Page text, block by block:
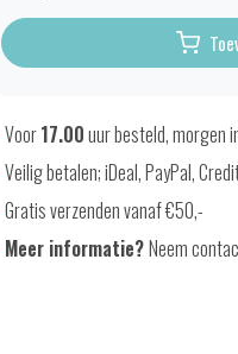
Voor17.00uur besteld, morgen
Veilig betalen; iDeal, PayPal,
Gratis verzenden vanaf €50,-
Meer informatie?Neem